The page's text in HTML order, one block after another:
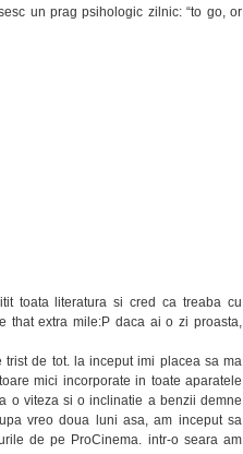
un prag psihologic zilnic: “to go, or
toata literatura si cred ca treaba cu
that extra mile:P daca ai o zi proasta,
de tot. la inceput imi placea sa ma
mici incorporate in toate aparatele
o viteza si o inclinatie a benzii demne
vreo doua luni asa, am inceput sa
de pe ProCinema. intr-o seara am